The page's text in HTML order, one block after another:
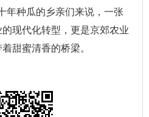
年种瓜的乡亲们来说，一张
现代化转型，更是京郊农业
甜蜜清香的桥梁。